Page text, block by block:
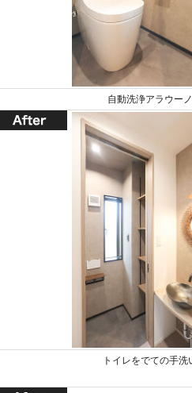
自動洗浄アラウーノ
トイレをでての手洗